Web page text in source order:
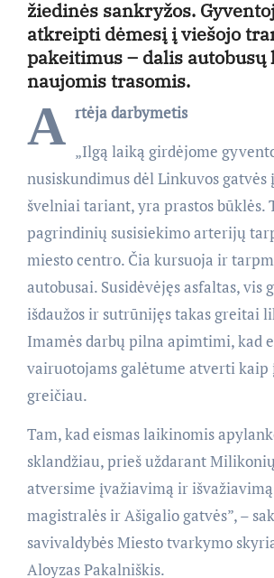
žiedinės sankryžos.
atkreipti dėmesį į viešojo
pakeitimus – dalis autobusų
naujomis trasomis.
A rtėja darbymetis
„Ilgą laiką girdėjome
nusiskundimus dėl Linkuvos gatvės
švelniai tariant, yra prastos būklės.
pagrindinių susisiekimo arterijų
miesto centro. Čia kursuoja ir
autobusai. Susidėvėjęs asfaltas, vis
išdaužos ir sutrūnijęs takas greitai
Imamės darbų pilna apimtimi, kad
vairuotojams galėtume atverti kaip
greičiau.
Tam, kad eismas laikinomis
sklandžiau, prieš uždarant
atversime įvažiavimą ir
magistralės ir Ašigalio gatvės”, –
savivaldybės Miesto tvarkymo
Aloyzas Pakalniškis.